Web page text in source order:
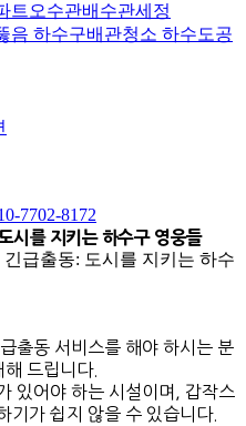
트오수관배수관세정
음 하수구배관청소 하수도공
7702-8172
시를 지키는 하수구 영웅들
급출동: 도시를 지키는 하수
출동 서비스를 해야 하시는 분
드립니다.
있어야 하는 시설이며, 갑작스
기가 쉽지 않을 수 있습니다.